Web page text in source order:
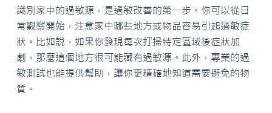
識別家中的過敏源，是過敏改善的第一步。你可以從日
常觀察開始，注意家中哪些地方或物品容易引起過敏症
狀。比如說，如果你發現每次打掃特定區域後症狀加
劇，那麼這個地方很可能藏有過敏源。此外，專業的過
敏測試也能提供幫助，讓你更精確地知道需要避免的物
質。